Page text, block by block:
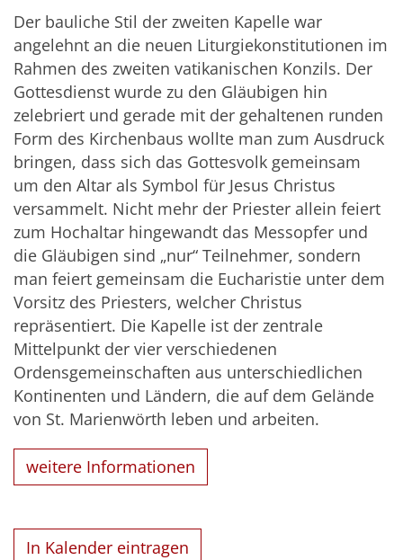
Der bauliche Stil der zweiten Kapelle war
angelehnt an die neuen Liturgiekonstitutionen im
Rahmen des zweiten vatikanischen Konzils. Der
Gottesdienst wurde zu den Gläubigen hin
zelebriert und gerade mit der gehaltenen runden
Form des Kirchenbaus wollte man zum Ausdruck
bringen, dass sich das Gottesvolk gemeinsam
um den Altar als Symbol für Jesus Christus
versammelt. Nicht mehr der Priester allein feiert
zum Hochaltar hingewandt das Messopfer und
die Gläubigen sind „nur“ Teilnehmer, sondern
man feiert gemeinsam die Eucharistie unter dem
Vorsitz des Priesters, welcher Christus
repräsentiert. Die Kapelle ist der zentrale
Mittelpunkt der vier verschiedenen
Ordensgemeinschaften aus unterschiedlichen
Kontinenten und Ländern, die auf dem Gelände
von St. Marienwörth leben und arbeiten.
weitere Informationen
In Kalender eintragen